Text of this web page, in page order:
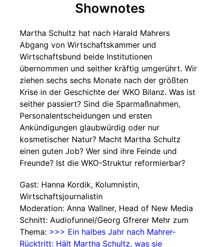
Shownotes
Martha Schultz hat nach Harald Mahrers
Abgang von Wirtschaftskammer und
Wirtschaftsbund beide Institutionen
übernommen und seither kräftig umgerührt. Wir
ziehen sechs sechs Monate nach der größten
Krise in der Geschichte der WKO Bilanz. Was ist
seither passiert? Sind die Sparmaßnahmen,
Personalentscheidungen und ersten
Ankündigungen glaubwürdig oder nur
kosmetischer Natur? Macht Martha Schultz
einen guten Job? Wer sind ihre Feinde und
Freunde? Ist die WKO-Struktur reformierbar?
Gast: Hanna Kordik, Kolumnistin,
Wirtschaftsjournalistin
Moderation: Anna Wallner, Head of New Media
Schnitt: Audiofunnel/Georg Gfrerer Mehr zum
Thema: >>> Ein halbes Jahr nach Mahrer-
Rücktritt: Hält Martha Schultz, was sie